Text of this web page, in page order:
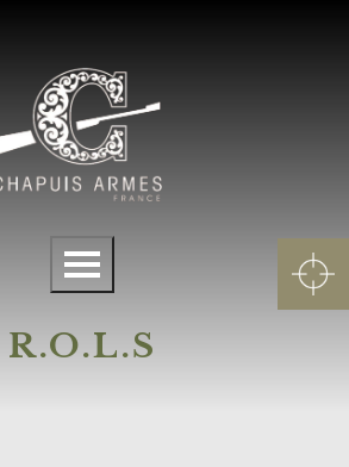
Menu
R.O.L.S